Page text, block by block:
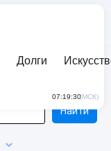
Долги
07:19:30(МСК)
Найти